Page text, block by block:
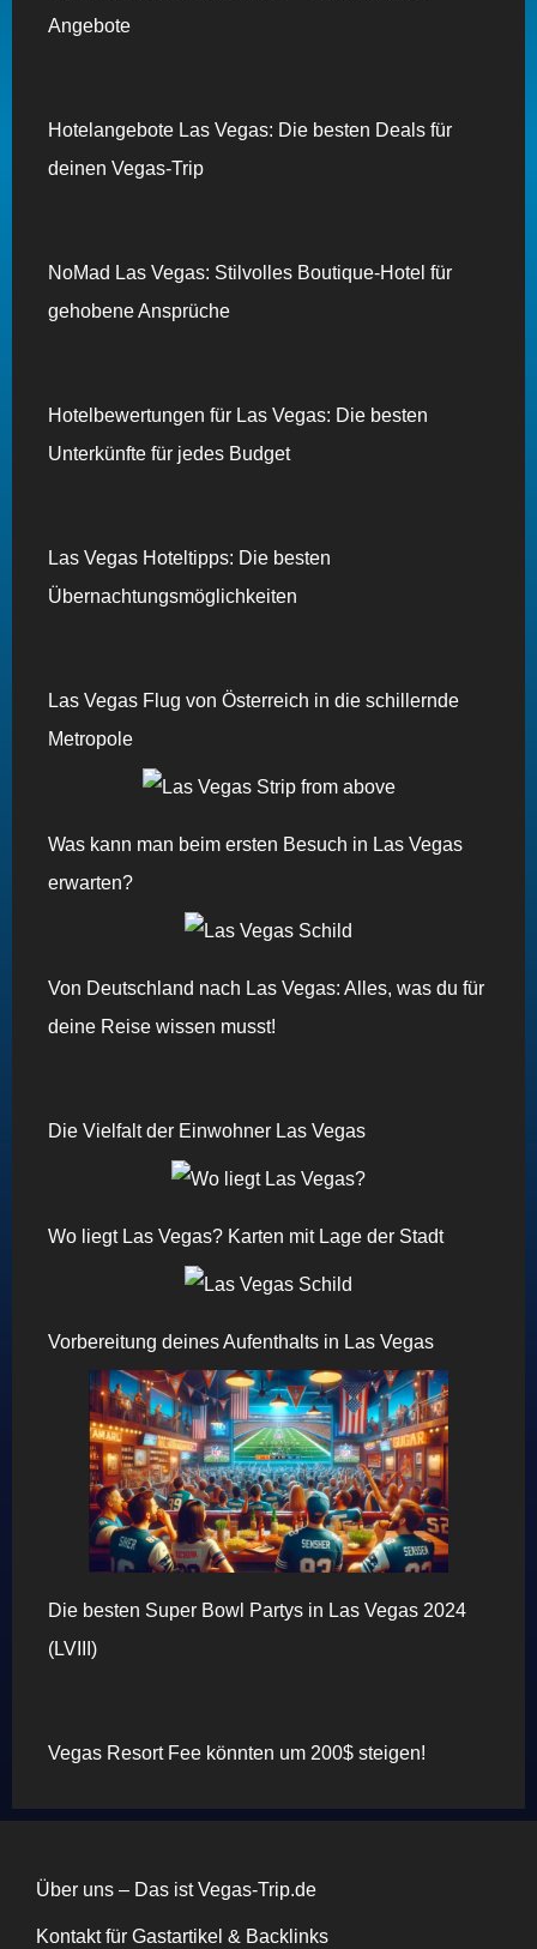
Angebote
Hotelangebote Las Vegas: Die besten Deals für
deinen Vegas-Trip
NoMad Las Vegas: Stilvolles Boutique-Hotel für
gehobene Ansprüche
Hotelbewertungen für Las Vegas: Die besten
Unterkünfte für jedes Budget
Las Vegas Hoteltipps: Die besten
Übernachtungsmöglichkeiten
Las Vegas Flug von Österreich in die schillernde
Metropole
Was kann man beim ersten Besuch in Las Vegas
erwarten?
Von Deutschland nach Las Vegas: Alles, was du für
deine Reise wissen musst!
Die Vielfalt der Einwohner Las Vegas
Wo liegt Las Vegas? Karten mit Lage der Stadt
Vorbereitung deines Aufenthalts in Las Vegas
Die besten Super Bowl Partys in Las Vegas 2024
(LVIII)
Vegas Resort Fee könnten um 200$ steigen!
Über uns – Das ist Vegas-Trip.de
Kontakt für Gastartikel & Backlinks